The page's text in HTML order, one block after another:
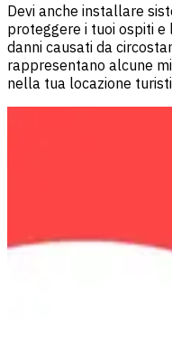
Devi anche installare
proteggere i tuoi ospiti
danni causati da
rappresentano alcune
nella tua locazione